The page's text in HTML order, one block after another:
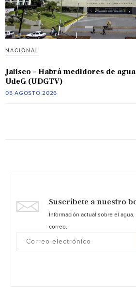
NACIONAL
Jalisco – Habrá medidores de
UdeG (UDGTV)
05 AGOSTO 2026
Suscríbete a nuestro
Información actual sobre el
correo.